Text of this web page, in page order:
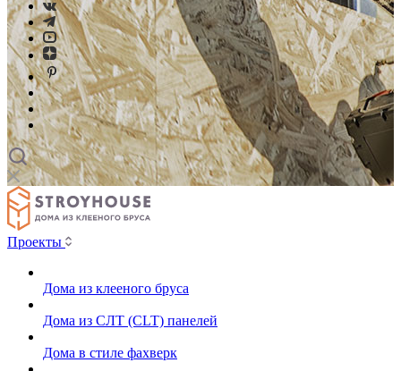
Проекты
Дома из клееного бруса
Дома из СЛТ (CLT) панелей
Дома в стиле фахверк